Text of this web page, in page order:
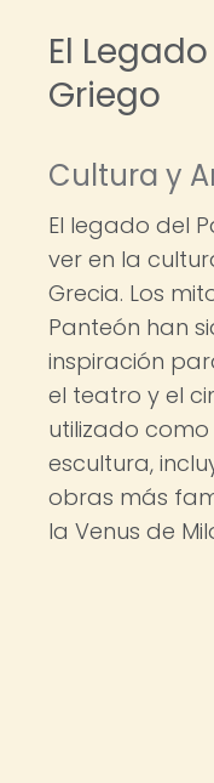
El
Griego
Cultura y
El legado del
ver en la
Grecia. Los
Panteón han
inspiración
el teatro y el
utilizado
escultura,
obras más
la Venus de